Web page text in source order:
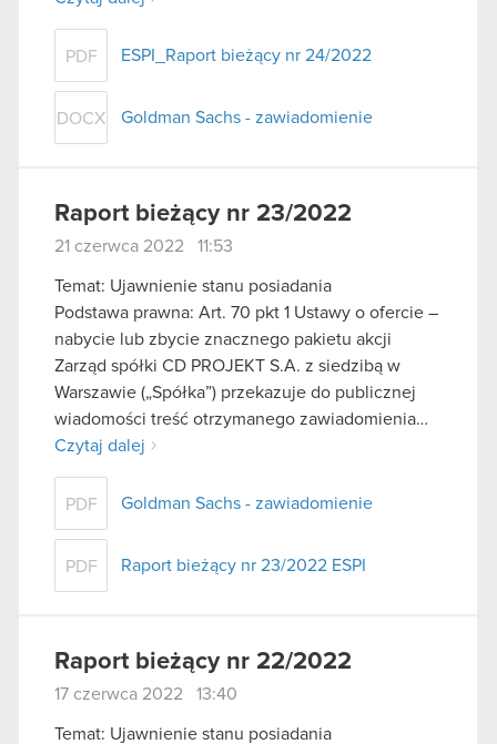
PDF ESPI_Raport bieżący nr 24/2022
DOCX Goldman Sachs - zawiadomienie
Raport bieżący nr 23/2022
21 czerwca 2022 11:53
Temat: Ujawnienie stanu posiadania
Podstawa prawna: Art. 70 pkt 1 Ustawy o ofercie –
nabycie lub zbycie znacznego pakietu akcji
Zarząd spółki CD PROJEKT S.A. z siedzibą w
Warszawie („Spółka”) przekazuje do publicznej
wiadomości treść otrzymanego zawiadomienia…
Czytaj dalej
PDF Goldman Sachs - zawiadomienie
PDF Raport bieżący nr 23/2022 ESPI
Raport bieżący nr 22/2022
17 czerwca 2022 13:40
Temat: Ujawnienie stanu posiadania